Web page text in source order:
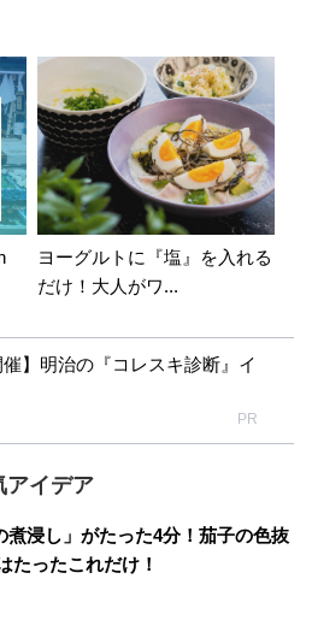
ヨーグルトに『塩』を入れる
だけ！大人がワ...
催】明治の『コレスキ診断』イ
PR
アイデア
煮浸し」がたった4分！茄子の色抜
たったこれだけ！